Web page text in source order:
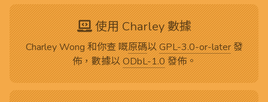
使用 Charley 數據
Charley Wong 和你查 嘅原碼以GPL-3.0-or-later發
佈，數據以ODbL-1.0發佈。